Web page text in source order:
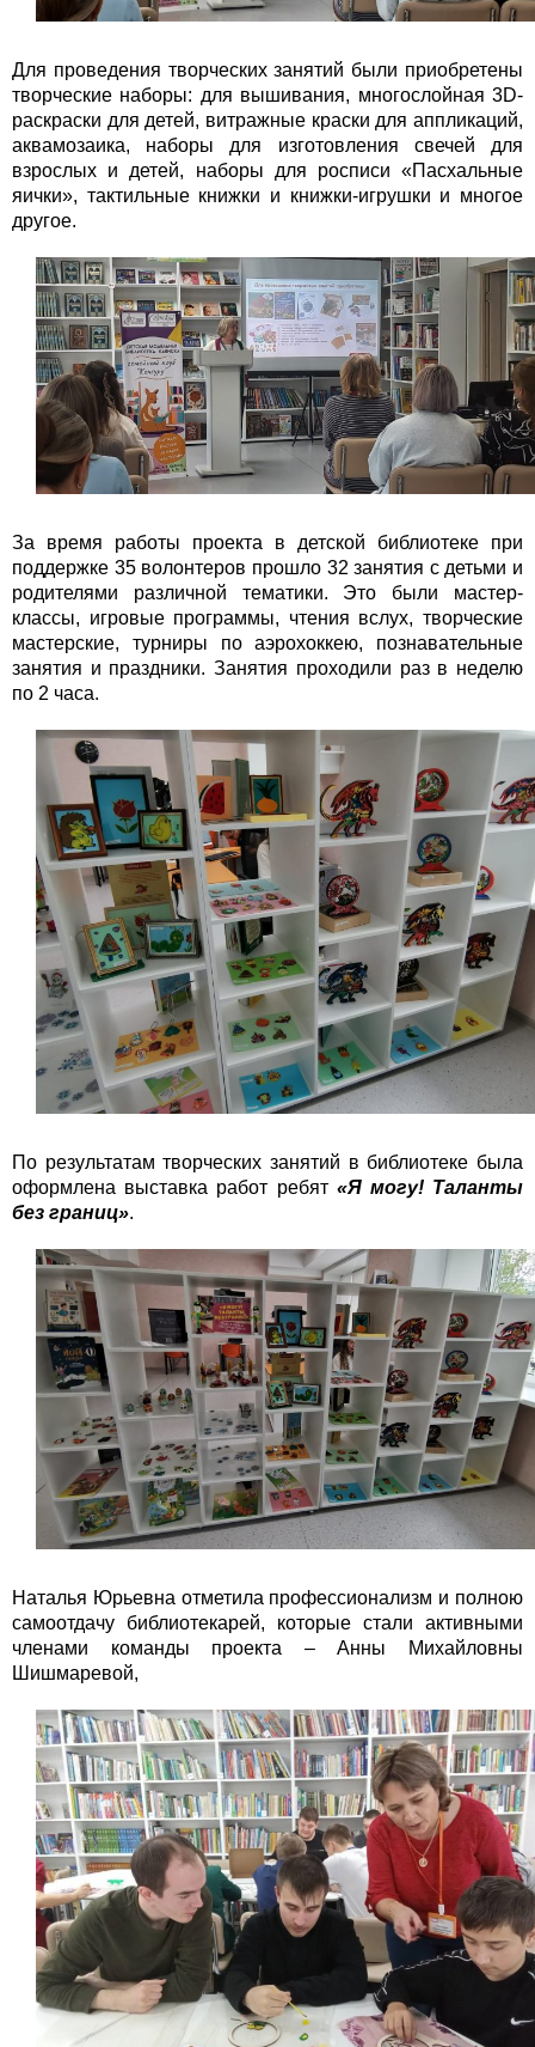
Для проведения творческих занятий были приобретены
творческие наборы: для вышивания, многослойная 3D-
раскраски для детей, витражные краски для аппликаций,
аквамозаика, наборы для изготовления свечей для
взрослых и детей, наборы для росписи «Пасхальные
яички», тактильные книжки и книжки-игрушки и многое
другое.
За время работы проекта в детской библиотеке при
поддержке 35 волонтеров прошло 32 занятия с детьми и
родителями различной тематики. Это были мастер-
классы, игровые программы, чтения вслух, творческие
мастерские, турниры по аэрохоккею, познавательные
занятия и праздники. Занятия проходили раз в неделю
по 2 часа.
По результатам творческих занятий в библиотеке была
оформлена выставка работ ребят «Я могу! Таланты
без границ».
Наталья Юрьевна отметила профессионализм и полною
самоотдачу библиотекарей, которые стали активными
членами команды проекта – Анны Михайловны
Шишмаревой,